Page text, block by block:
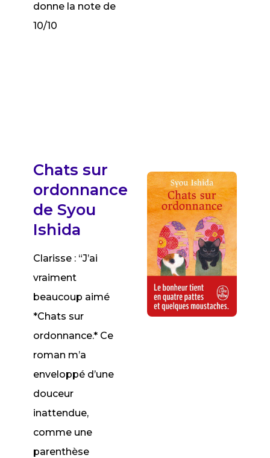
donne la note de
10/10
Chats sur
ordonnance
de Syou
Ishida
Clarisse : “J’ai
vraiment
beaucoup aimé
*Chats sur
ordonnance.* Ce
roman m’a
enveloppé d’une
douceur
inattendue,
comme une
parenthèse